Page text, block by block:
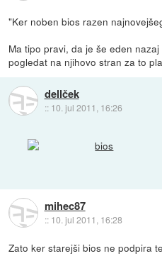
"Ker noben bios razen
Ma tipo pravi, da je še eden
pogledat na njihovo stran za to
dellček
:: 10. jul 2011, 16:26
mihec87
:: 10. jul 2011, 16:28
Zato ker starejši bios ne podpira